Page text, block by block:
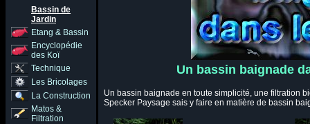
Bassin de
Jardin
Etang & Bassin
Encyclopédie
des Koï
Technique
Les Bricolages
La Construction
Matos &
Filtration
Un bassin baignade
Un bassin baignade en toute simplicité, une filtration
Specker Paysage sais y faire en matière de bassin